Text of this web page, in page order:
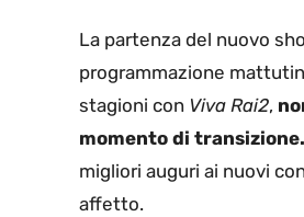
La partenza del nuovo
programmazione
stagioni con Viva Rai2,
momento di transizione.
migliori auguri ai nuovi
affetto.